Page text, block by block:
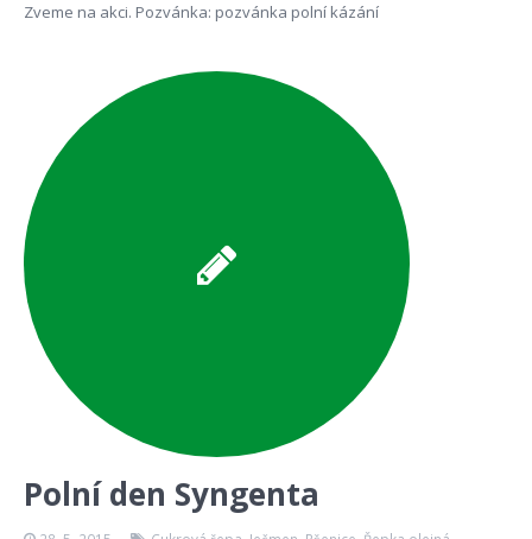
Zveme na akci. Pozvánka: pozvánka polní kázání
Polní den Syngenta